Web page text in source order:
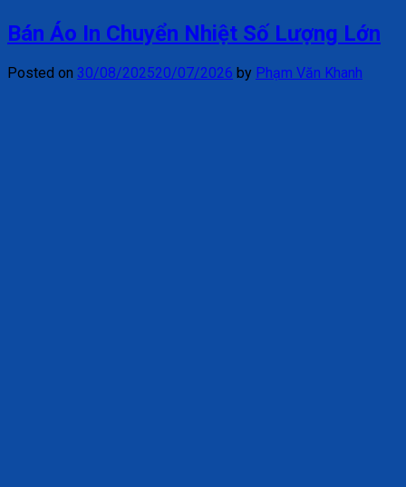
Bán Áo In Chuyển Nhiệt Số Lượng Lớn
Posted on 30/08/202520/07/2026 by Phạm Văn Khanh